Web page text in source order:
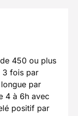
450 ou plus
3 fois par
par
4 à 6h avec
positif par